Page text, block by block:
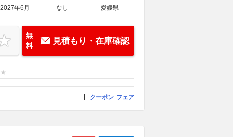
2027年6月 なし 愛媛県
無
料
見積もり・在庫確認
クーポン フェア